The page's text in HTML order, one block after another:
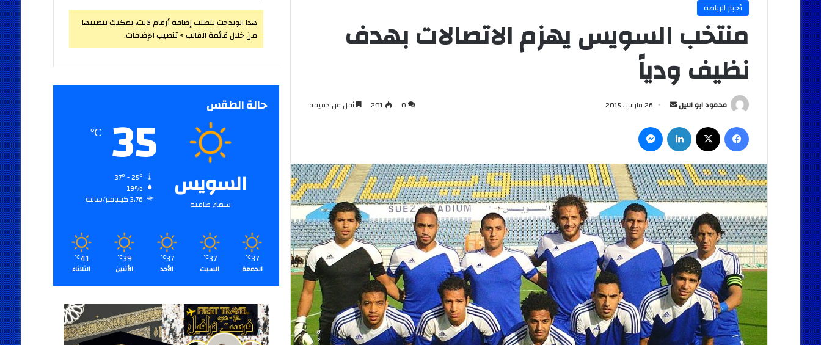
أخبار الرياضة
منتخب السويس يهزم الاتصالات بهدف
نظيف ودياً
محمود ابو الليل
أرسل
إلكترونيا
26 مارس، 2015 0
201 أقل من دقيقة
فيسبوك لينكدإن
هذا الويدجت يتطلب إضافة أرقام لايت، يمكنك تنصيبها
من خلال قائمة القالب > تنصيب الإضافات.
حالة الطقس
السويس
سماء صافية
35
℃
19%
3.76 كيلومتر/ساعة
37
℃
الجمعة
37
℃
السبت
37
℃
الأحد
39
℃
الأثنين
41
℃
الثلاثاء